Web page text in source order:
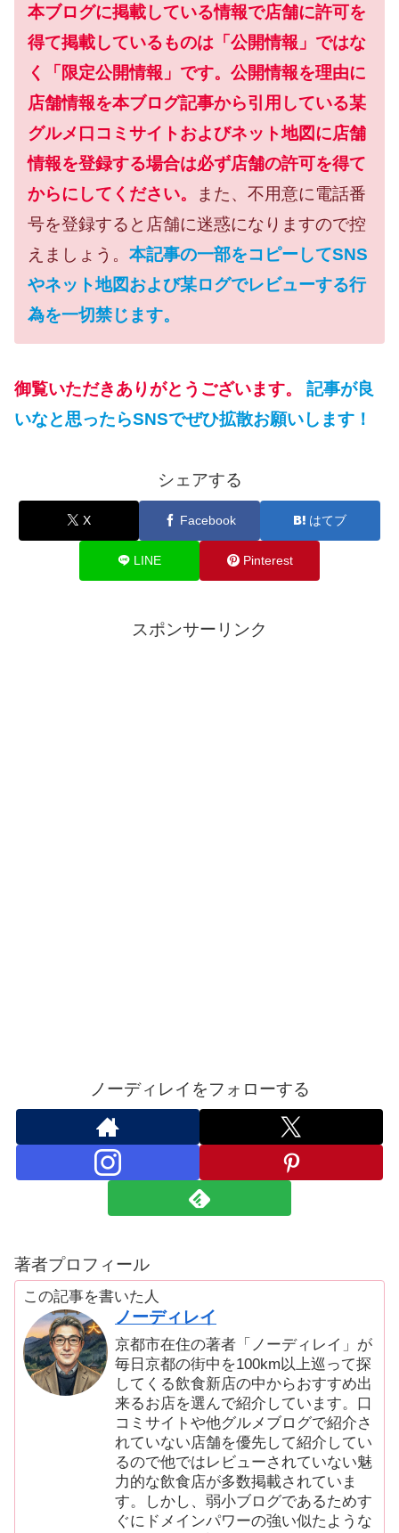
本ブログに掲載している情報で店舗に許可を
得て掲載しているものは「公開情報」ではな
く「限定公開情報」です。公開情報を理由に
店舗情報を本ブログ記事から引用している某
グルメ口コミサイトおよびネット地図に店舗
情報を登録する場合は必ず店舗の許可を得て
からにしてください。
また、不用意に電話番
号を登録すると店舗に迷惑になりますので控
えましょう。 本記事の一部をコピーしてSNS
やネット地図および某ログでレビューする行
為を一切禁じます。
御覧いただきありがとうございます。
記事が良
いなと思ったらSNSでぜひ拡散お願いします！
シェアする
X Facebook はてブ
LINE Pinterest
スポンサーリンク
ノーディレイをフォローする
著者プロフィール
この記事を書いた人
ノーディレイ
京都市在住の著者「ノーディレイ」が
毎日京都の街中を100km以上巡って探
してくる飲食新店の中からおすすめ出
来るお店を選んで紹介しています。口
コミサイトや他グルメブログで紹介さ
れていない店舗を優先して紹介してい
るので他ではレビューされていない魅
力的な飲食店が多数掲載されていま
す。しかし、弱小ブログであるためす
ぐにドメインパワーの強い似たような